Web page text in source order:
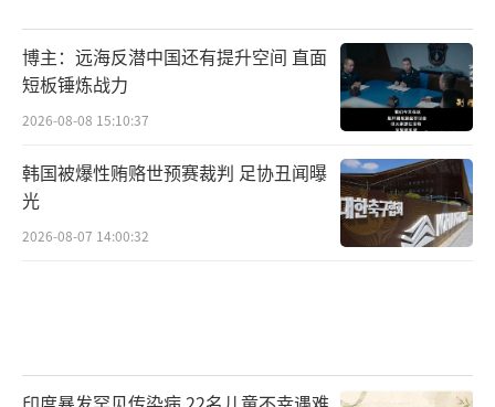
博主：远海反潜中国还有提升空间 直面
短板锤炼战力
2026-08-08 15:10:37
韩国被爆性贿赂世预赛裁判 足协丑闻曝
光
2026-08-07 14:00:32